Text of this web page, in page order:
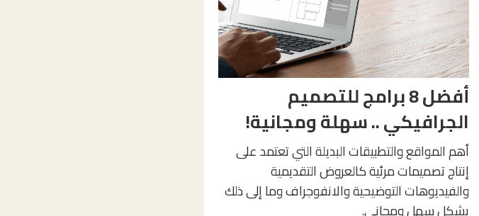
أفضل 8 برامج للتصميم
الجرافيكي .. سهلة ومجانية!
أهم المواقع والتطبيقات البديلة التي تعتمد على
إنتاج تصميمات مرئية كالعروض التقديمية
والفيديوهات التوضيحية والانفوجراف وما إلى ذلك
بشكل سهل ومجاني.